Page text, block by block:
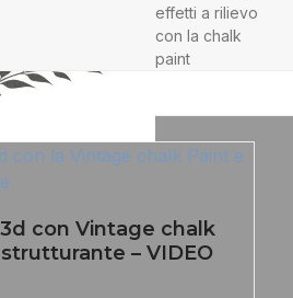
effetti a rilievo
con la chalk
paint
con Vintage chalk
– VIDEO